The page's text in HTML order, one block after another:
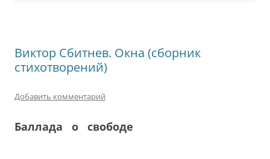
Виктор Сбитнев. Окна (сборник
стихотворений)
Добавить комментарий
Баллада о свободе